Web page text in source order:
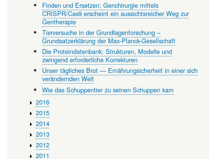
Finden und Ersetzen: Genchirurgie mittels
CRISPR/Cas9 erscheint ein aussichtsreicher Weg zur
Gentherapie
Tierversuche in der Grundlagenforschung –
Grundsatzerklärung der Max-Planck-Gesellschaft
Die Proteindatenbank: Strukturen, Modelle und
zwingend erforderliche Korrekturen
Unser tägliches Brot — Ernährungsicherheit in einer sich
verändernden Welt
Wie das Schuppentier zu seinen Schuppen kam
2016
2015
2014
2013
2012
2011